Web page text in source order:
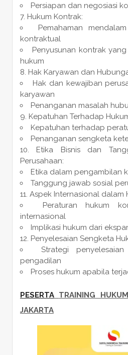
Persiapan dan negosiasi
Hukum Kontrak:
Pemahaman
kontraktual
Penyusunan kontrak
hukum
Hak Karyawan dan
Hak dan kewajiban
karyawan
Penanganan masalah
Kepatuhan Terhadap
Kepatuhan terhadap
Penanganan sengketa
Etika Bisnis dan
Perusahaan:
Etika dalam pengambilan
Tanggung jawab sosial
Aspek Internasional dalam
Peraturan hukum
internasional
Implikasi hukum dari
Penyelesaian Sengketa
Strategi
pengadilan
Proses hukum apabila
PESERTA TRAINING
JAKARTA